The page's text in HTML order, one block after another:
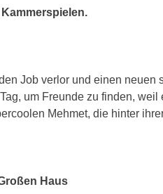
Kammerspielen.
Job verlor und einen neuen
um Freunde zu finden,
Mehmet, die hinter
Haus